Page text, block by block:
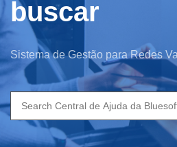
buscar
Sistema de Gestão para Redes
Search
for: